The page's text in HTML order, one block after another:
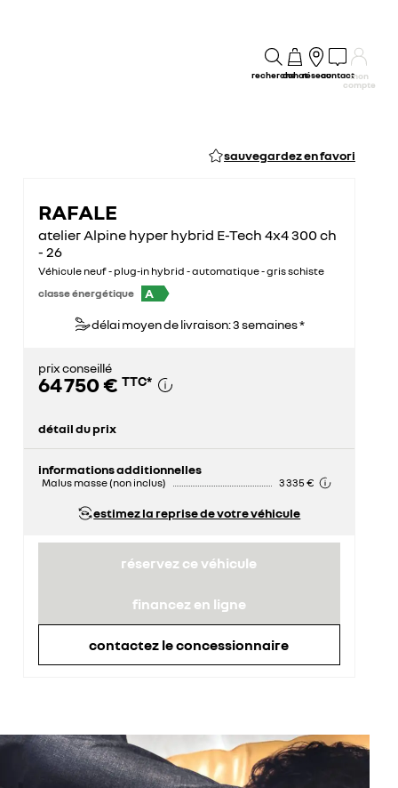
rechercheachatréseaucontactmon
compte
sauvegardez en favori
RAFALE
atelier Alpine hyper hybrid E-Tech 4x4 300 ch
- 26
Véhicule neuf - plug-in hybrid - automatique - gris schiste
classe énergétique
A
délai moyen de livraison: 3 semaines *
prix conseillé
64 750 € TTC*
détail du prix
informations additionnelles
Malus masse (non inclus) 3 335 €
estimez la reprise de votre véhicule
réservez ce véhicule
financez en ligne
contactez le concessionnaire